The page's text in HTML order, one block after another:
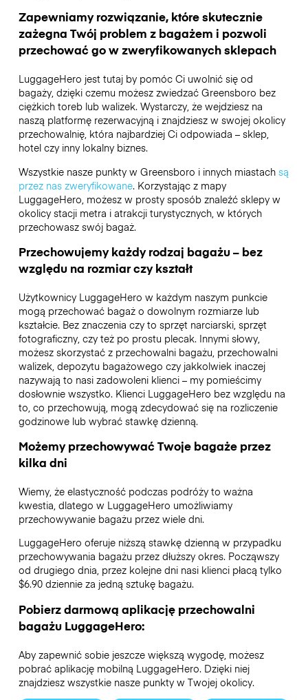
Zapewniamy rozwiązanie, które skutecznie
zażegna Twój problem z bagażem i pozwoli
przechować go w zweryfikowanych sklepach
LuggageHero jest tutaj by pomóc Ci uwolnić się od
bagaży, dzięki czemu możesz zwiedzać Greensboro bez
ciężkich toreb lub walizek. Wystarczy, że wejdziesz na
naszą platformę rezerwacyjną i znajdziesz w swojej okolicy
przechowalnię, która najbardziej Ci odpowiada – sklep,
hotel czy inny lokalny biznes.
Wszystkie nasze punkty w Greensboro i innych miastach są
przez nas zweryfikowane. Korzystając z mapy
LuggageHero, możesz w prosty sposób znaleźć sklepy w
okolicy stacji metra i atrakcji turystycznych, w których
przechowasz swój bagaż.
Przechowujemy każdy rodzaj bagażu – bez
względu na rozmiar czy kształt
Użytkownicy LuggageHero w każdym naszym punkcie
mogą przechować bagaż o dowolnym rozmiarze lub
kształcie. Bez znaczenia czy to sprzęt narciarski, sprzęt
fotograficzny, czy też po prostu plecak. Innymi słowy,
możesz skorzystać z przechowalni bagażu, przechowalni
walizek, depozytu bagażowego czy jakkolwiek inaczej
nazywają to nasi zadowoleni klienci – my pomieścimy
dosłownie wszystko. Klienci LuggageHero bez względu na
to, co przechowują, mogą zdecydować się na rozliczenie
godzinowe lub wybrać stawkę dzienną.
Możemy przechowywać Twoje bagaże przez
kilka dni
Wiemy, że elastyczność podczas podróży to ważna
kwestia, dlatego w LuggageHero umożliwiamy
przechowywanie bagażu przez wiele dni.
LuggageHero oferuje niższą stawkę dzienną w przypadku
przechowywania bagażu przez dłuższy okres. Począwszy
od drugiego dnia, przez kolejne dni nasi klienci płacą tylko
$6.90 dziennie za jedną sztukę bagażu.
Pobierz darmową aplikację przechowalni
bagażu LuggageHero:
Aby zapewnić sobie jeszcze większą wygodę, możesz
pobrać aplikację mobilną LuggageHero. Dzięki niej
znajdziesz wszystkie nasze punkty w Twojej okolicy.